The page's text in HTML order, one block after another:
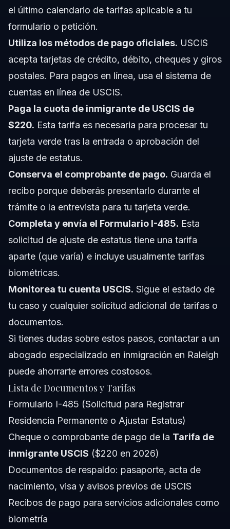
el último calendario de tarifas aplicable a tu
formulario o petición.
Utiliza los métodos de pago oficiales. USCIS
acepta tarjetas de crédito, débito, cheques y giros
postales. Para pagos en línea, usa el sistema de
cuentas en línea de USCIS.
Paga la cuota de inmigrante de USCIS de
$220. Esta tarifa es necesaria para procesar tu
tarjeta verde tras la entrada o aprobación del
ajuste de estatus.
Conserva el comprobante de pago. Guarda el
recibo porque deberás presentarlo durante el
trámite o la entrevista para tu tarjeta verde.
Completa y envía el Formulario I-485. Esta
solicitud de ajuste de estatus tiene una tarifa
aparte (que varía) e incluye usualmente tarifas
biométricas.
Monitorea tu cuenta USCIS. Sigue el estado de
tu caso y cualquier solicitud adicional de tarifas o
documentos.
Si tienes dudas sobre estos pasos, contactar a un
abogado especializado en inmigración en Raleigh
puede ahorrarte errores costosos.
Lista de Documentos y Tarifas
Formulario I-485 (Solicitud para Registrar
Residencia Permanente o Ajustar Estatus)
Cheque o comprobante de pago de la Tarifa de
inmigrante USCIS ($220 en 2026)
Documentos de respaldo: pasaporte, acta de
nacimiento, visa y avisos previos de USCIS
Recibos de pago para servicios adicionales como
biometría